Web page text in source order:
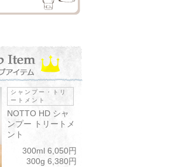
シャンプー・トリ
ートメント
NOTTO HD シャ
ンプー トリートメ
ント
300ml 6,050円
300g 6,380円